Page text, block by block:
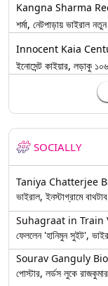
Kangna Sharma Red
শর্মা, নেটপাড়ায় ভাইরাল
Innocent Kaia Century:
ইনোসেন্ট কাইয়ার, লড়াকু
SOCIALLY
Taniya Chatterjee
ভাইরাল, ইনস্টাগ্রামে
Suhagraat in Train
ফেললেন 'হানিমুন সুইট',
Sourav Ganguly
পোস্টার, লর্ডস লুকে